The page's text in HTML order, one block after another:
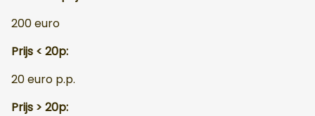
200 euro
Prijs < 20p:
20 euro p.p.
Prijs > 20p: